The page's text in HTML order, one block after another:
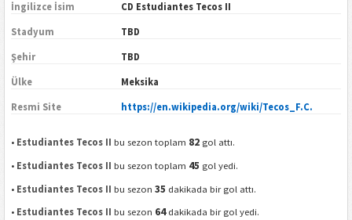
İngilizce İsim CD Estudiantes Tecos II
Stadyum TBD
Şehir TBD
Ülke Meksika
Resmi Site https://en.wikipedia.org/wiki/Tecos_F.C.
• Estudiantes Tecos II bu sezon toplam 82 gol attı.
• Estudiantes Tecos II bu sezon toplam 45 gol yedi.
• Estudiantes Tecos II bu sezon35 dakikada bir gol attı.
• Estudiantes Tecos II bu sezon 64dakikada bir gol yedi.